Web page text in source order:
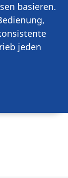
basieren.
jeden